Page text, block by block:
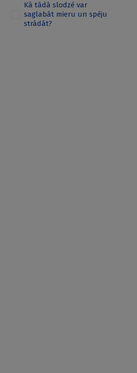
Kā tādā slodzē var
saglabāt mieru un spēju
strādāt?